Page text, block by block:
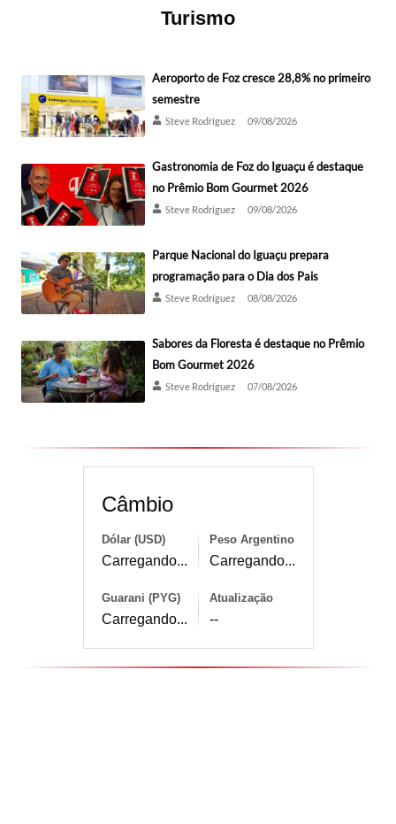
Turismo
Aeroporto de Foz cresce 28,8% no primeiro
semestre
Steve Rodríguez 09/08/2026
Gastronomia de Foz do Iguaçu é destaque
no Prêmio Bom Gourmet 2026
Steve Rodríguez 09/08/2026
Parque Nacional do Iguaçu prepara
programação para o Dia dos Pais
Steve Rodríguez 08/08/2026
Sabores da Floresta é destaque no Prêmio
Bom Gourmet 2026
Steve Rodríguez 07/08/2026
Câmbio
Dólar (USD)
Carregando...
Peso Argentino
Carregando...
Guarani (PYG)
Carregando...
Atualização
--